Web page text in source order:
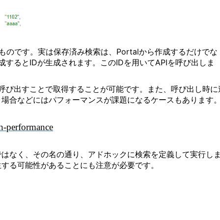
のです。実は保存済み検索は、Portalから作成するだけでな
るとIDが生成されます。このIDを用いてAPIを呼び出しま
び出すことで取得することが可能です。また、呼び出し時に
合などにはパフォーマンスが課題になるケースもあります
performance
なく、その名の通り、アドホックに検索を定義して実行しま
る可能性があることにも注意が必要です。